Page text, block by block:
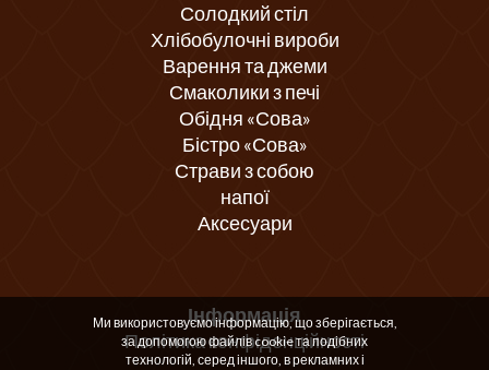
Солодкий стіл
Хлібобулочні вироби
Варення та джеми
Смаколики з печі
Обідня «Сова»
Бістро «Сова»
Страви з собою
напої
Аксесуари
Інформація
Політика конфіденційності
Ми використовуємо інформацію, що зберігається,
за допомогою файлів cookie та подібних
технологій, серед іншого, в рекламних і